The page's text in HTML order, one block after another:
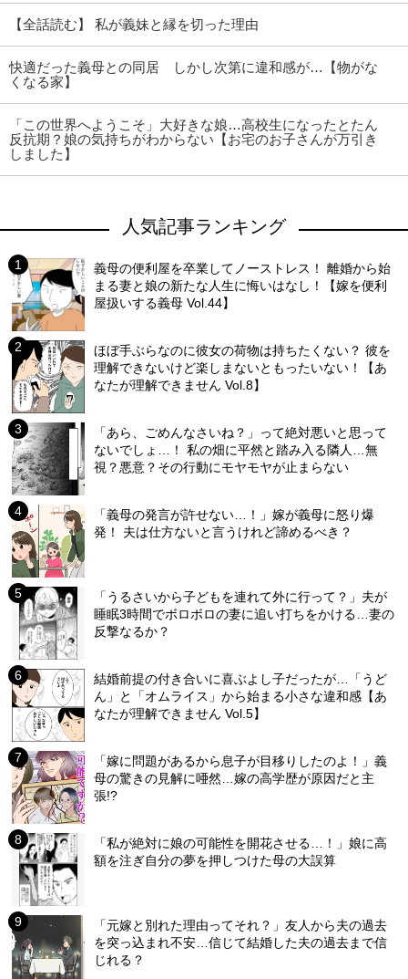
【全話読む】 私が義妹と縁を切った理由
快適だった義母との同居 しかし次第に違和感が…【物がな
くなる家】
「この世界へようこそ」大好きな娘…高校生になったとたん
反抗期？娘の気持ちがわからない【お宅のお子さんが万引き
しました】
人気記事ランキング
義母の便利屋を卒業してノーストレス！ 離婚から始
まる妻と娘の新たな人生に悔いはなし！【嫁を便利
屋扱いする義母 Vol.44】
ほぼ手ぶらなのに彼女の荷物は持ちたくない？ 彼を
理解できないけど楽しまないともったいない！【あ
なたが理解できません Vol.8】
「あら、ごめんなさいね？」って絶対悪いと思って
ないでしょ…！ 私の畑に平然と踏み入る隣人…無
視？悪意？その行動にモヤモヤが止まらない
「義母の発言が許せない…！」嫁が義母に怒り爆
発！ 夫は仕方ないと言うけれど諦めるべき？
「うるさいから子どもを連れて外に行って？」夫が
睡眠3時間でボロボロの妻に追い打ちをかける…妻の
反撃なるか？
結婚前提の付き合いに喜ぶよし子だったが…「うど
ん」と「オムライス」から始まる小さな違和感【あ
なたが理解できません Vol.5】
「嫁に問題があるから息子が目移りしたのよ！」義
母の驚きの見解に唖然…嫁の高学歴が原因だと主
張!?
「私が絶対に娘の可能性を開花させる…！」娘に高
額を注ぎ自分の夢を押しつけた母の大誤算
「元嫁と別れた理由ってそれ？」友人から夫の過去
を突っ込まれ不安…信じて結婚した夫の過去まで信
じれる？